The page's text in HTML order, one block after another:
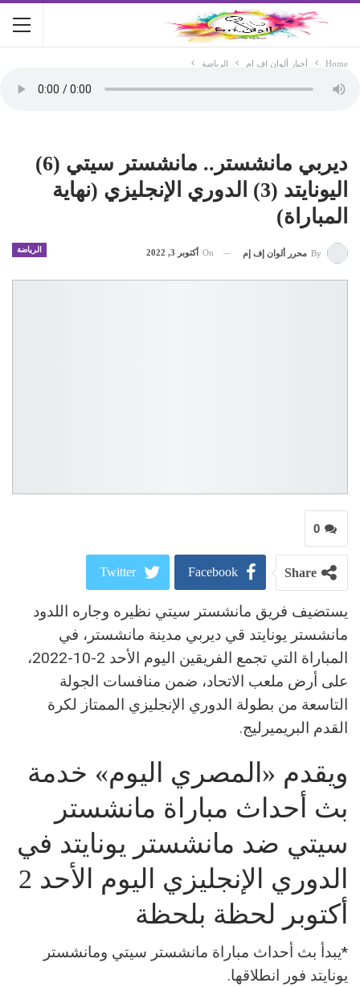
Home أخبار ألوان اف ام الرياضة
ديربي مانشستر.. مانشستر سيتي (6)
اليونايتد (3) الدوري الإنجليزي (نهاية
المباراة)
الرياضة By محرر ألوان إف إم On أكتوبر 3, 2022
0
Share
Facebook
Twitter
Google+
ReddIt
WhatsApp
Pinterest
البريد الالكتروني
يستضيف فريق مانشستر سيتي نظيره وجاره اللدود
مانشستر يونايتد قي ديربي مدينة مانشستر، في
المباراة التي تجمع الفريقين اليوم الأحد 2-10-2022،
على أرض ملعب الاتحاد، ضمن منافسات الجولة
التاسعة من بطولة الدوري الإنجليزي الممتاز لكرة
القدم البريميرليج.
ويقدم «المصري اليوم» خدمة
بث أحداث مباراة مانشستر
سيتي ضد مانشستر يونايتد في
الدوري الإنجليزي اليوم الأحد 2
أكتوبر لحظة بلحظة
*يبدأ بث أحداث مباراة مانشستر سيتي ومانشستر
يونايتد فور انطلاقها.